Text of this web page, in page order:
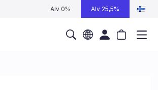
Alv 0% Alv 25,5%